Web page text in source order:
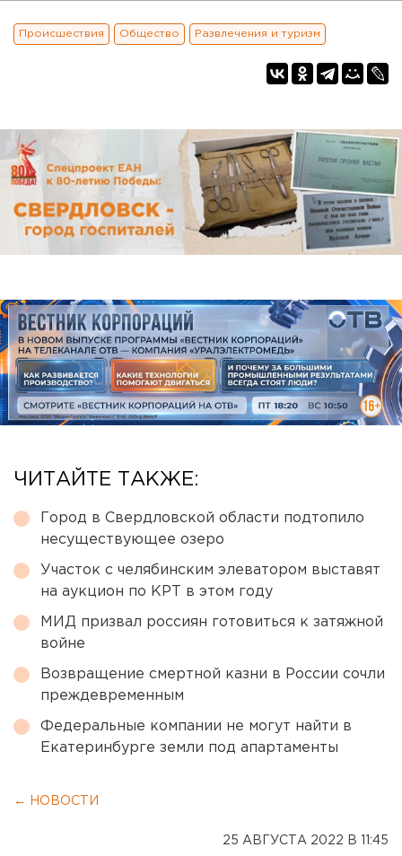
Происшествия Общество Развлечения и туризм
ЧИТАЙТЕ ТАКЖЕ:
Город в Свердловской области подтопило
несуществующее озеро
Участок с челябинским элеватором выставят
на аукцион по КРТ в этом году
МИД призвал россиян готовиться к затяжной
войне
Возвращение смертной казни в России сочли
преждевременным
Федеральные компании не могут найти в
Екатеринбурге земли под апартаменты
← НОВОСТИ
25 АВГУСТА 2022 В 11:45